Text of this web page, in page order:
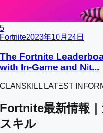
5
Fortnite2023年10月24日
The Fortnite
with In-Game and Nit...
CLANSKILL LATEST
Fortnite最新情報
スキル